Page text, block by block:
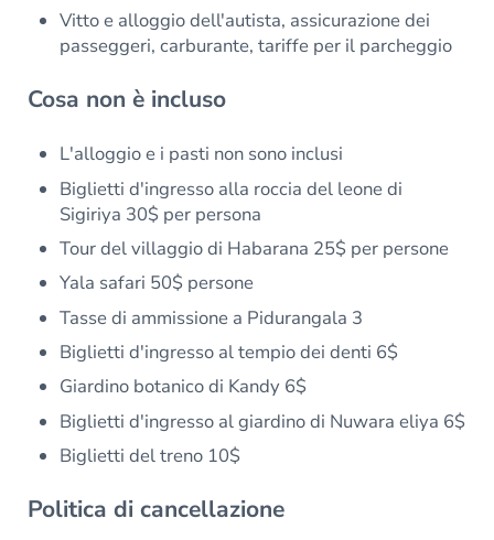
Vitto e alloggio dell'autista, assicurazione dei
passeggeri, carburante, tariffe per il parcheggio
Cosa non è incluso
L'alloggio e i pasti non sono inclusi
Biglietti d'ingresso alla roccia del leone di
Sigiriya 30$ per persona
Tour del villaggio di Habarana 25$ per persone
Yala safari 50$ persone
Tasse di ammissione a Pidurangala 3
Biglietti d'ingresso al tempio dei denti 6$
Giardino botanico di Kandy 6$
Biglietti d'ingresso al giardino di Nuwara eliya 6$
Biglietti del treno 10$
Politica di cancellazione